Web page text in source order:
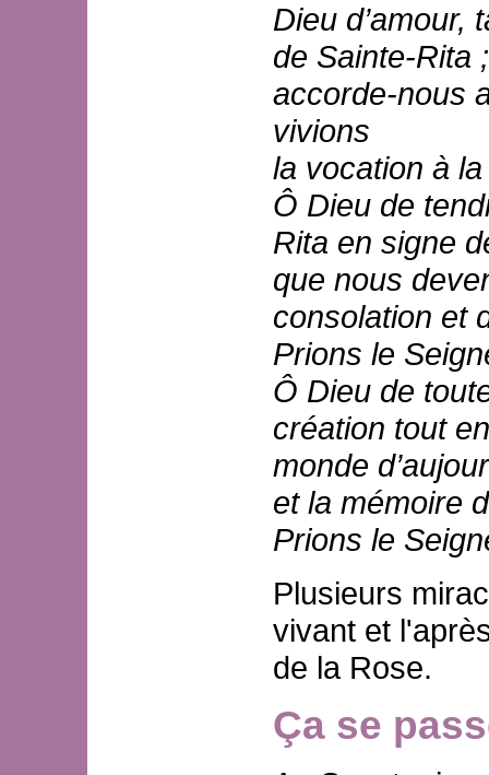
Dieu d’amour,
de Sainte-Rita ;
accorde-nous
vivions
la vocation à
Ô Dieu de
Rita en signe
que nous
consolation et
Prions le
Ô Dieu de
création tout
monde
et la mémoire
Prions le
Plusieurs
vivant et
de la Rose.
Ça se